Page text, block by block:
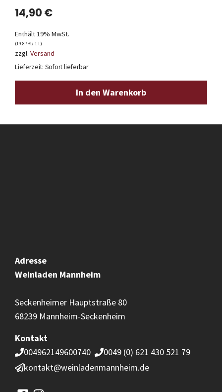
14,90 €
Enthält 19% MwSt.
(19,87€/ 1 L)
zzgl. Versand
Lieferzeit: Sofort lieferbar
In den Warenkorb
Adresse
Weinladen Mannheim
Seckenheimer Hauptstraße 80
68239 Mannheim-Seckenheim
Kontakt
004962149600740
0049 (0) 621 430 521 79
kontakt@weinladenmannheim.de